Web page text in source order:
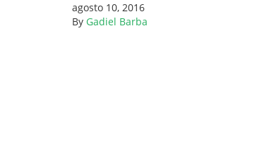
agosto 10, 2016
By Gadiel Barba